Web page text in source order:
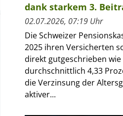
dank starkem 3.
02.07.2026, 07:19 Uhr
Die Schweizer
2025 ihren Versicherten
direkt gutgeschrieben
durchschnittlich 4,33
die Verzinsung der
aktiver...